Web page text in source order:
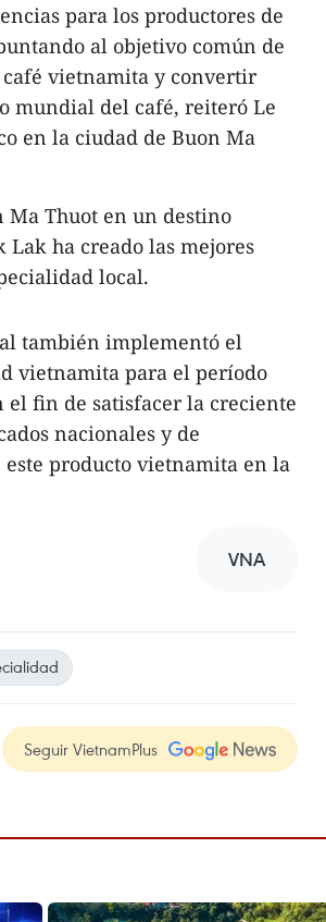
para los productores de
al objetivo común de
vietnamita y convertir
mundial del café, reiteró Le
en la ciudad de Buon Ma
Thuot en un destino
ha creado las mejores
local.
también implementó el
vietnamita para el período
el fin de satisfacer la creciente
nacionales y de
producto vietnamita en la
VNA
Seguir VietnamPlus